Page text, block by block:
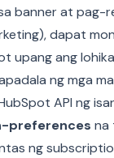
banner at pag-
dapat
upang ang
ng mga
API ng
preferences na
ng